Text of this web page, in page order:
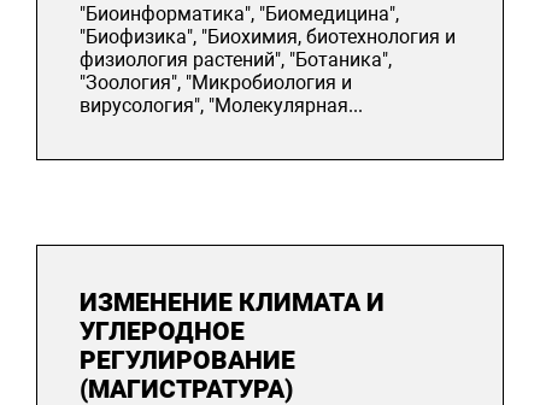
"Биоинформатика", "Биомедицина",
"Биофизика", "Биохимия, биотехнология и
физиология растений", "Ботаника",
"Зоология", "Микробиология и
вирусология", "Молекулярная...
ИЗМЕНЕНИЕ КЛИМАТА И
УГЛЕРОДНОЕ
РЕГУЛИРОВАНИЕ
(МАГИСТРАТУРА)